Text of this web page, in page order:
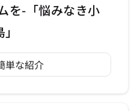
を-「悩みなき小
単な紹介